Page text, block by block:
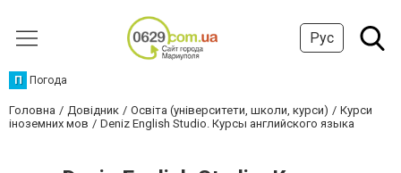
Рус
П Погода
Головна Довідник Освіта (університети, школи, курси)
Курси
іноземних мов
Deniz English Studio. Курсы английского языка